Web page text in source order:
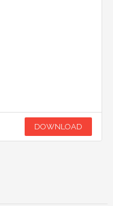
DOWNLOAD